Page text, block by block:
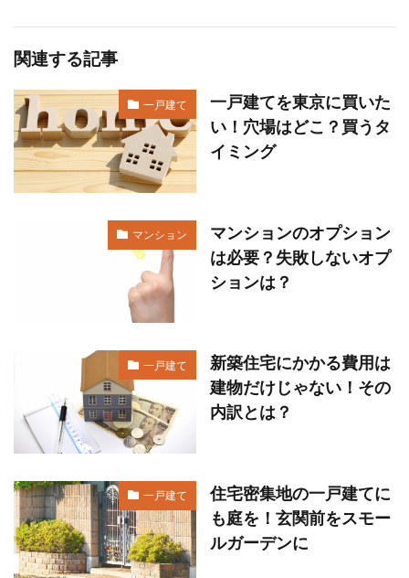
関連する記事
一戸建て
一戸建てを東京に買いた
い！穴場はどこ？買うタ
イミング
マンション
マンションのオプション
は必要？失敗しないオプ
ションは？
一戸建て
新築住宅にかかる費用は
建物だけじゃない！その
内訳とは？
一戸建て
住宅密集地の一戸建てに
も庭を！玄関前をスモー
ルガーデンに